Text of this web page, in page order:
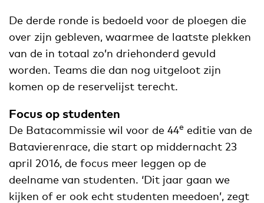
De derde ronde is bedoeld voor de ploegen die
over zijn gebleven, waarmee de laatste plekken
van de in totaal zo’n driehonderd gevuld
worden. Teams die dan nog uitgeloot zijn
komen op de reservelijst terecht.
Focus op studenten
De Batacommissie wil voor de 44e editie van de
Batavierenrace, die start op middernacht 23
april 2016, de focus meer leggen op de
deelname van studenten. ‘Dit jaar gaan we
kijken of er ook echt studenten meedoen’, zegt